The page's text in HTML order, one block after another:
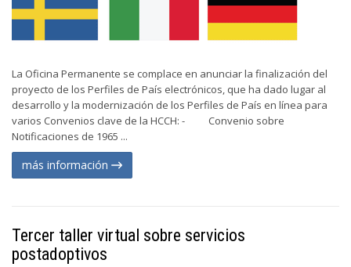
La Oficina Permanente se complace en anunciar la finalización del
proyecto de los Perfiles de País electrónicos, que ha dado lugar al
desarrollo y la modernización de los Perfiles de País en línea para
varios Convenios clave de la HCCH: - Convenio sobre
Notificaciones de 1965 ...
más información
Tercer taller virtual sobre servicios
postadoptivos